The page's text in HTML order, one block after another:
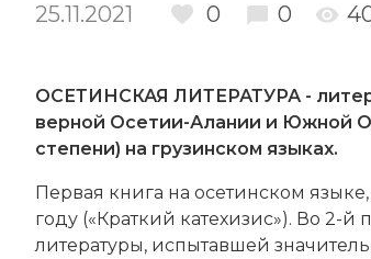
25.11.2021 0 0
ОСЕТИНСКАЯ ЛИТЕРАТУРА -
вер­ной Осе­тии-Ала­нии и Юж­ной
сте­пе­ни) на грузинском язы­ках.
Пер­вая кни­га на осетинском
году («Крат­кий ка­те­хи­зис»). Во 2-
литературы, ис­пы­тав­шей